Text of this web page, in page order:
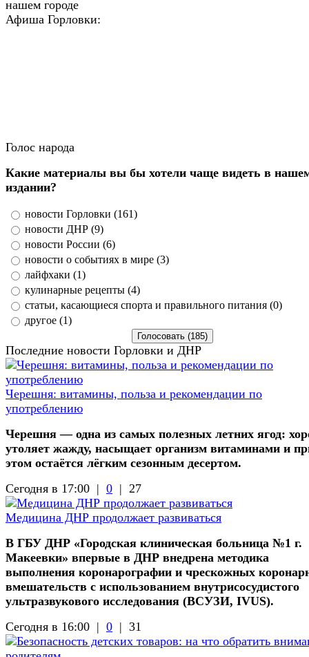
нашем городе
Афиша Горловки:
Голос народа
Какие материалы вы бы хотели чаще видеть в
издании?
новости Горловки (161)
новости ДНР (9)
новости России (6)
новости о событиях в мире (3)
лайфхаки (1)
кулинарные рецепты (4)
статьи, касающиеся спорта и правильного питания (0)
другое (1)
Последние новости Горловки и ДНР
Черешня: витамины, польза и рекомендации по
употреблению
Черешня — одна из самых полезных летних ягод:
утоляет жажду, насыщает организм витаминами и
этом остаётся лёгким сезонным десертом.
Сегодня в 17:00 | 0 | 27
Медицина ДНР продолжает развиваться
В ГБУ ДНР «Городская клиническая больница №1 г.
Макеевки» впервые в ДНР внедрена методика
выполнения коронарографии и чрескожных
вмешательств с использованием внутрисосудистого
ультразвукового исследования (ВСУЗИ, IVUS).
Сегодня в 16:00 | 0 | 31